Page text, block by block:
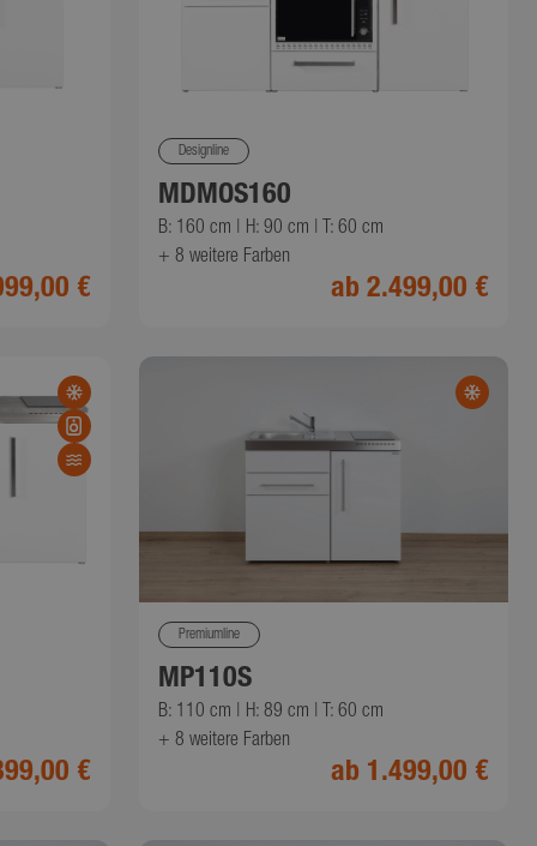
€
Designline
MDMOS160
B: 160 cm | H: 90 cm | T: 60 cm
+ 8 weitere Farben
ab 2.499,00 €
€
Premiumline
MP110S
B: 110 cm | H: 89 cm | T: 60 cm
+ 8 weitere Farben
ab 1.499,00 €
von
für
von
von
und
der
dieser